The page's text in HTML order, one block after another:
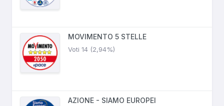
MOVIMENTO 5 STELLE
Voti 14 (2,94%)
AZIONE - SIAMO EUROPEI